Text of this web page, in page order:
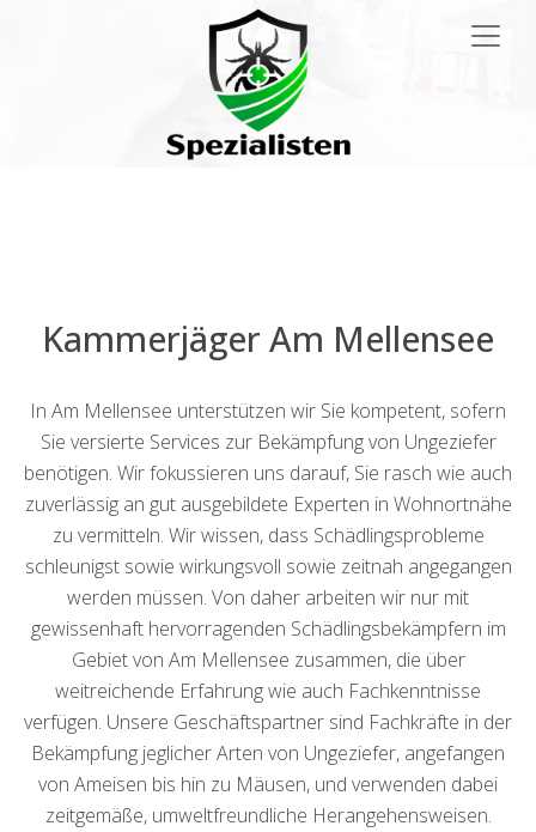
Kammerjäger Am Mellensee
In Am Mellensee unterstützen wir Sie kompetent, sofern
Sie versierte Services zur Bekämpfung von Ungeziefer
benötigen. Wir fokussieren uns darauf, Sie rasch wie auch
zuverlässig an gut ausgebildete Experten in Wohnortnähe
zu vermitteln. Wir wissen, dass Schädlingsprobleme
schleunigst sowie wirkungsvoll sowie zeitnah angegangen
werden müssen. Von daher arbeiten wir nur mit
gewissenhaft hervorragenden Schädlingsbekämpfern im
Gebiet von Am Mellensee zusammen, die über
weitreichende Erfahrung wie auch Fachkenntnisse
verfügen. Unsere Geschäftspartner sind Fachkräfte in der
Bekämpfung jeglicher Arten von Ungeziefer, angefangen
von Ameisen bis hin zu Mäusen, und verwenden dabei
zeitgemäße, umweltfreundliche Herangehensweisen.